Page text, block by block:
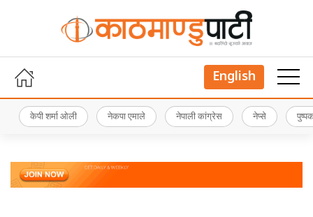
English
केपी शर्मा ओली नेकपा एमाले नेपाली कांग्रेस नेप्से